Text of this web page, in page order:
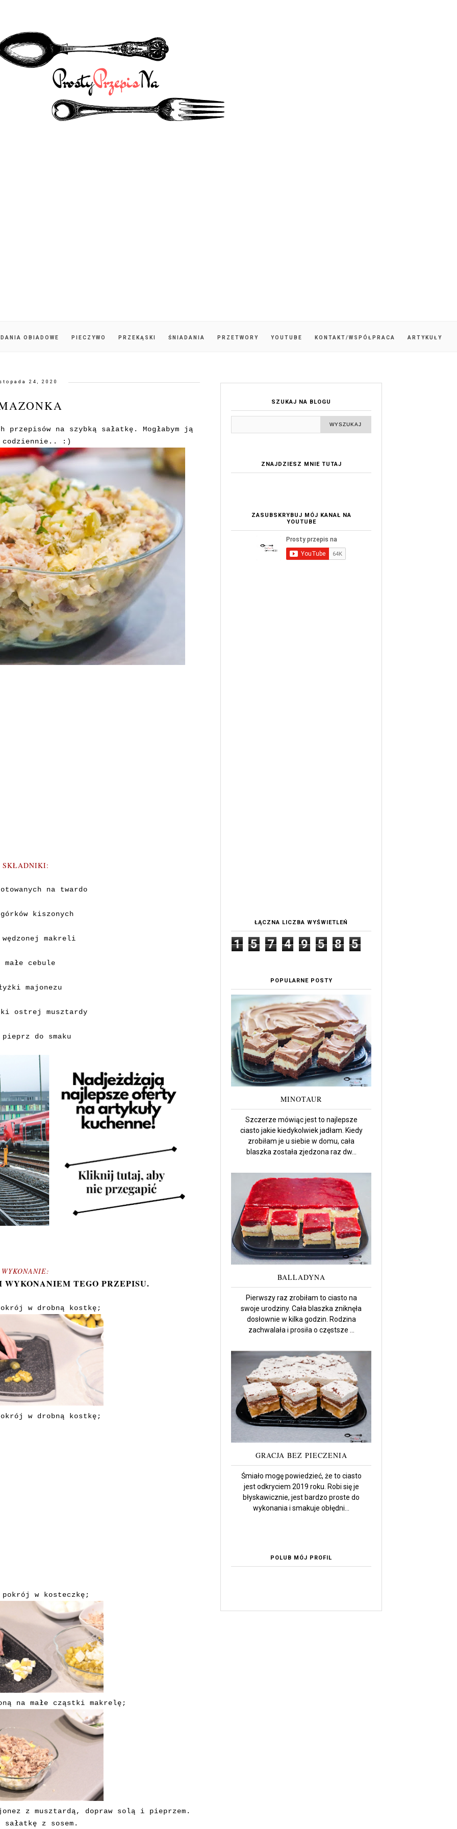
DANIA OBIADOWE PIECZYWO PRZEKĄSKI ŚNIADANIA PRZETWORY YOUTUBE KONTAKT/WSPÓŁPRACA ARTYKUŁY
24, 2020
na szybką sałatkę. Mogłabym ją
codziennie.. :)
SKŁADNIKI:
na twardo
kiszonych
wędzonej makreli
małe cebule
majonezu
ostrej musztardy
do smaku
WYKONANIE:
TEGO PRZEPISU.
w drobną kostkę;
w drobną kostkę;
w kosteczkę;
na małe cząstki makrelę;
z musztardą, dopraw solą i pieprzem.
sałatkę z sosem.
SZUKAJ NA BLOGU
ZNAJDZIESZ MNIE TUTAJ
ZASUBSKRYBUJ MÓJ KANAŁ NA
YOUTUBE
ŁĄCZNA LICZBA WYŚWIETLEŃ
1 5 7 4 9 5 8 5
POPULARNE POSTY
MINOTAUR
Szczerze mówiąc jest to najlepsze
ciasto jakie kiedykolwiek jadłam. Kiedy
zrobiłam je u siebie w domu, cała
blaszka została zjedzona raz dw...
BALLADYNA
Pierwszy raz zrobiłam to ciasto na
swoje urodziny. Cała blaszka zniknęła
dosłownie w kilka godzin. Rodzina
zachwalała i prosiła o częstsze ...
GRACJA BEZ PIECZENIA
Śmiało mogę powiedzieć, że to ciasto
jest odkryciem 2019 roku. Robi się je
błyskawicznie, jest bardzo proste do
wykonania i smakuje obłędni...
POLUB MÓJ PROFIL